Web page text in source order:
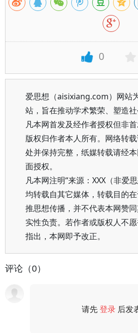
0
爱思想（aisixiang.com）网站
站，旨在推动学术繁荣、塑造社
凡本网首发及经作者授权但非
版权归作者本人所有。网络转
处并保持完整，纸媒转载请经
面授权。
凡本网注明“来源：XXX（非爱
均转载自其它媒体，转载目的
推思想传播，并不代表本网赞
实性负责。若作者或版权人不
指出，本网即予改正。
评论（0）
请先登录 后发